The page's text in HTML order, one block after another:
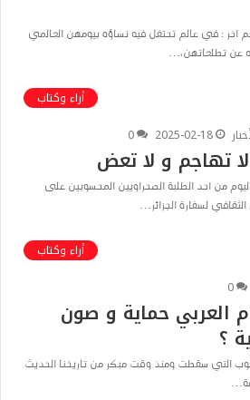
اخر : في عالم تحتفل فيه نساؤه بيومهن العالمي
أراء وكتاب
2025-02-18
0
تهاجم و لا تعض
من احد الطلبة الصحراويين المحسوبين على
لسفارة الجزائر…
أراء وكتاب
0
العربي حماية و صون
؟
التي سقطت ومنذ وقت مبكر من تاريخنا الحديث